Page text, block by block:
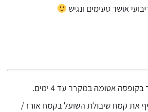
אושר טעימים ונגיש
אטומה במקרר עד 4 ימים.
את קמח שיבולת השועל בקמח אורז /